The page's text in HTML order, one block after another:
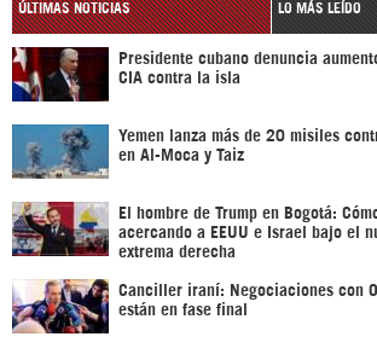
ÚLTIMAS NOTICIAS LO MÁS LEÍDO
Presidente cubano denuncia
CIA contra la isla
Yemen lanza más de 20 misiles
en Al-Moca y Taiz
El hombre de Trump en Bogotá:
acercando a EEUU e Israel bajo el
extrema derecha
Canciller iraní: Negociaciones con
están en fase final